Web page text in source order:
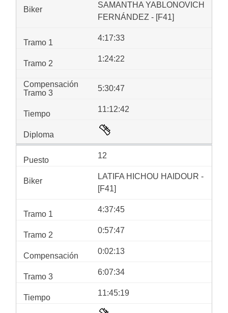
SAMANTHA YABLONOVICH
FERNÁNDEZ - [F41]
4:17:33
1:24:22
5:30:47
11:12:42
12
LATIFA HICHOU HAIDOUR -
[F41]
4:37:45
0:57:47
0:02:13
6:07:34
11:45:19